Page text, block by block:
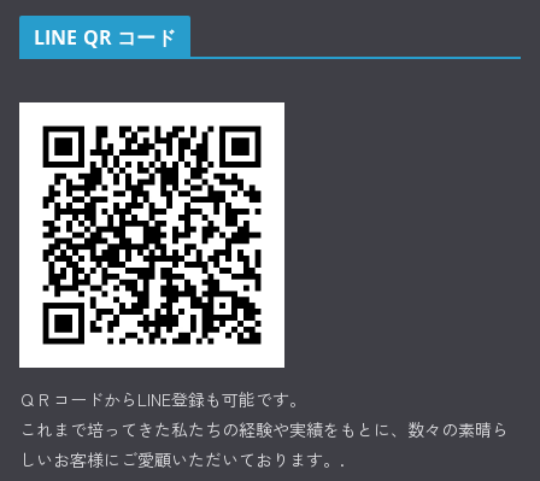
LINE QR コード
ＱＲコードからLINE登録も可能です。
これまで培ってきた私たちの経験や実績をもとに、数々の素晴ら
しいお客様にご愛顧いただいております。.